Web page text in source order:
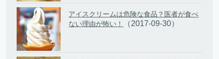
アイスクリームは危険な食品？医者が食べ
ない理由が怖い！
（2017-09-30）